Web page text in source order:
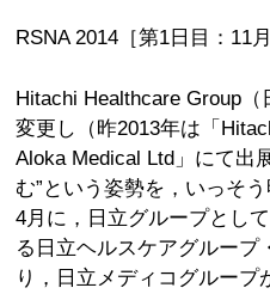
RSNA 2014［第1日目：11月
Hitachi Healthcare Group
変更し（昨2013年は「
Aloka Medical Ltd」にて出
む”という姿勢を，いっそ
4月に，日立グループとし
る日立ヘルスケアグルー
り，日立メディコグルー